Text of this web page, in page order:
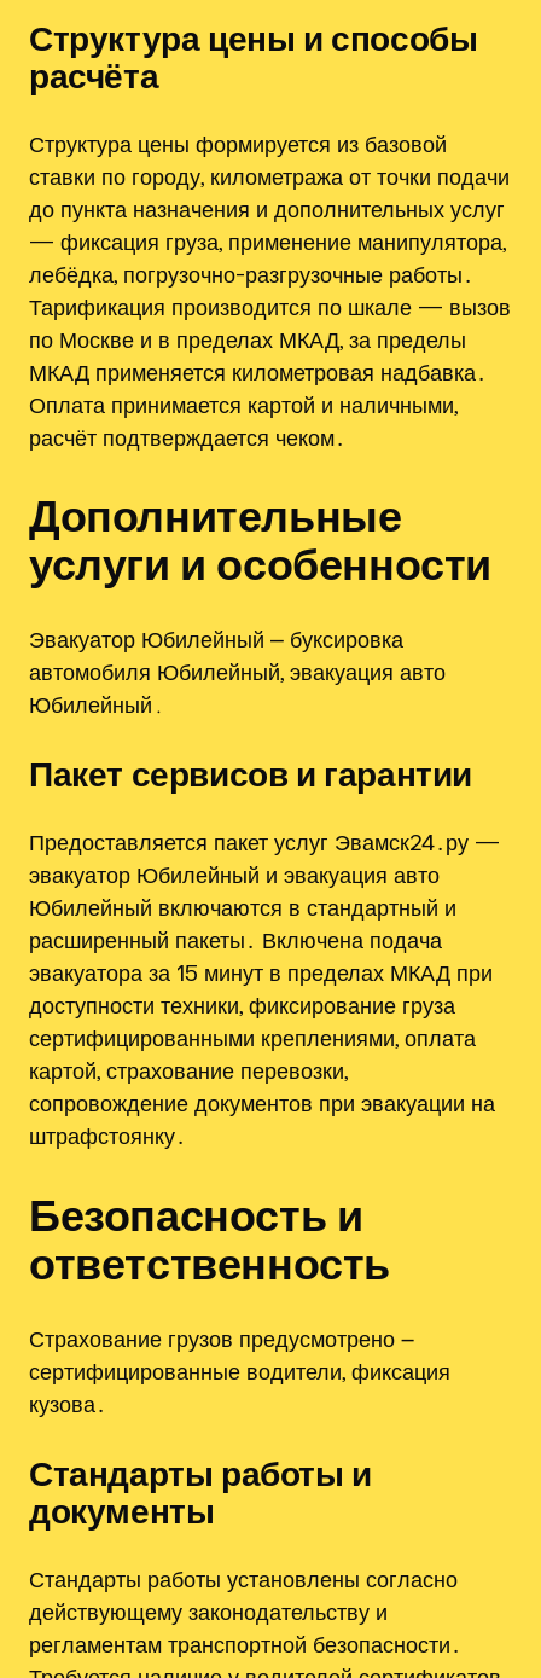
Структура цены и способы
расчёта
Структура цены формируется из базовой
ставки по городу, километража от точки подачи
до пункта назначения и дополнительных услуг
— фиксация груза, применение манипулятора,
лебёдка, погрузочно-разгрузочные работы․
Тарификация производится по шкале — вызов
по Москве и в пределах МКАД, за пределы
МКАД применяется километровая надбавка․
Оплата принимается картой и наличными,
расчёт подтверждается чеком․
Дополнительные
услуги и особенности
Эвакуатор Юбилейный ⎼ буксировка
автомобиля Юбилейный, эвакуация авто
Юбилейный․
Пакет сервисов и гарантии
Предоставляется пакет услуг Эвамск24․ру —
эвакуатор Юбилейный и эвакуация авто
Юбилейный включаются в стандартный и
расширенный пакеты․ Включена подача
эвакуатора за 15 минут в пределах МКАД при
доступности техники, фиксирование груза
сертифицированными креплениями, оплата
картой, страхование перевозки,
сопровождение документов при эвакуации на
штрафстоянку․
Безопасность и
ответственность
Страхование грузов предусмотрено ౼
сертифицированные водители, фиксация
кузова․
Стандарты работы и
документы
Стандарты работы установлены согласно
действующему законодательству и
регламентам транспортной безопасности․